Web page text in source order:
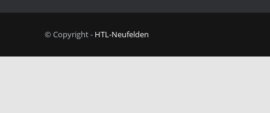
© Copyright - HTL-Neufelden